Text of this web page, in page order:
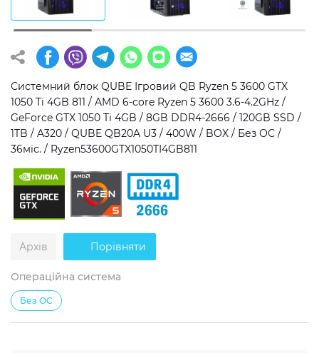
Операційна система
Windows 11 Home
Windows 11 Pro
Без ОС
Тип накопичувача
SSD
HDD
SSD + HDD
Додатково
RGB-підсвічування
Розблокований множник CPU
Надшвидкий M.2 SSD NVME
Системний блок QUBE Ігровий QB Ryzen 5 3600 GTX
1050 Ti 4GB 811 / AMD 6-core Ryzen 5 3600 3.6-4.2GHz /
GeForce GTX 1050 Ti 4GB / 8GB DDR4-2666 / 120GB SSD /
1TB / A320 / QUBE QB20A U3 / 400W / BOX / Без ОС /
36міс. / Ryzen53600GTX1050TI4GB811
Архів Порівняти
Операційна система
Без ОС